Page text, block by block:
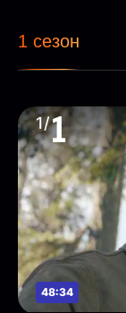
1 сезон
1/1
48:34